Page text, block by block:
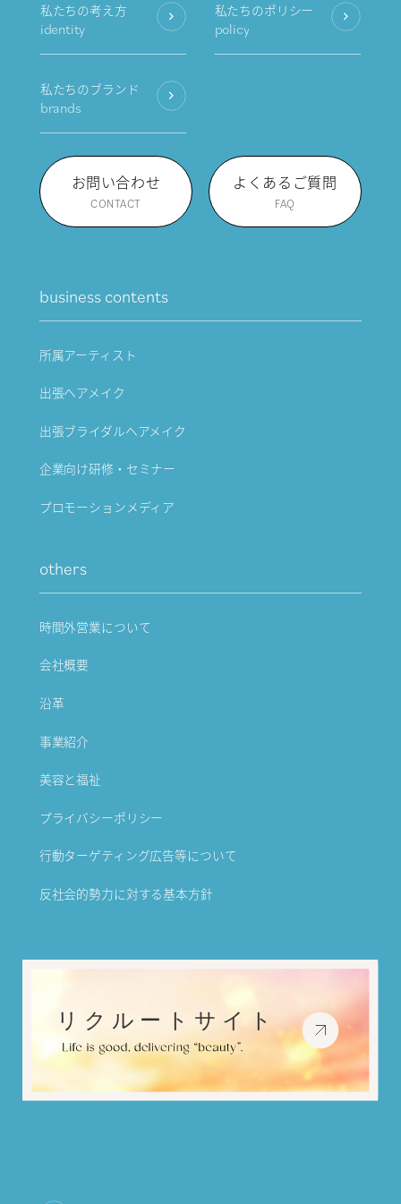
私たちの考え方
identity
私たちのポリシー
policy
私たちのブランド
brands
お問い合わせ
CONTACT
よくあるご質問
FAQ
business contents
所属アーティスト
出張ヘアメイク
出張ブライダルヘアメイク
企業向け研修・セミナー
プロモーションメディア
others
時間外営業について
会社概要
沿革
事業紹介
美容と福祉
プライバシーポリシー
行動ターゲティング広告等について
反社会的勢力に対する基本方針